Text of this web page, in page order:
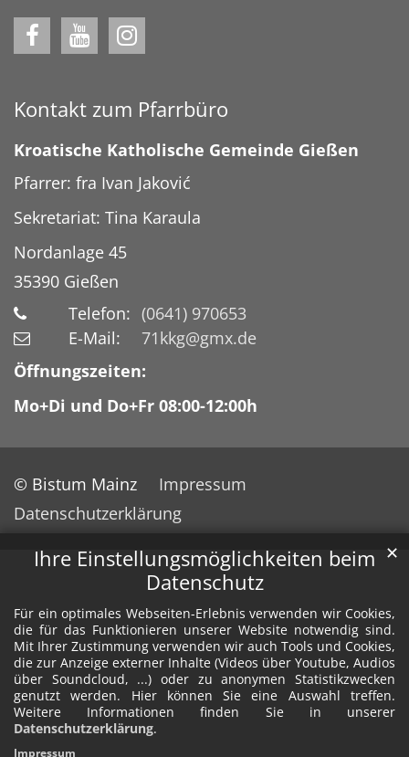
Ihre Einstellungsmöglichkeiten beim
Datenschutz
Für ein optimales Webseiten-Erlebnis verwenden wir Cookies,
die für das Funktionieren unserer Website notwendig sind.
Mit Ihrer Zustimmung verwenden wir auch Tools und Cookies,
die zur Anzeige externer Inhalte (Videos über Youtube, Audios
über Soundcloud, ...) oder zu anonymen Statistikzwecken
genutzt werden. Hier können Sie eine Auswahl treffen.
Weitere Informationen finden Sie in unserer
Datenschutzerklärung.
✕
Impressum
Kontakt zum Pfarrbüro
Kroatische Katholische Gemeinde Gießen
Pfarrer: fra Ivan Jaković
Sekretariat: Tina Karaula
Nordanlage 45
35390 Gießen
Telefon: (0641) 970653
E-Mail:
71kkg@gmx.de
Öffnungszeiten:
Mo+Di und Do+Fr 08:00-12:00h
© Bistum Mainz
Impressum
Datenschutzerklärung